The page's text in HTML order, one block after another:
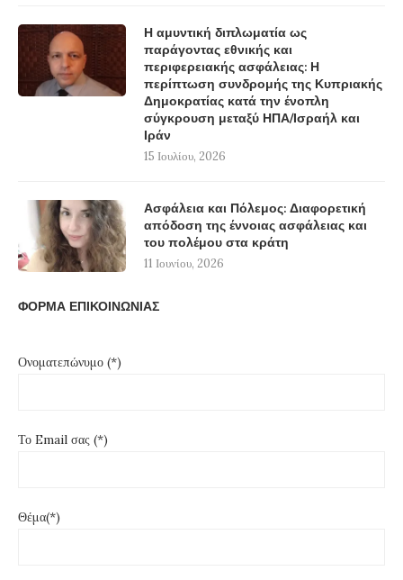
Η αμυντική διπλωματία ως
παράγοντας εθνικής και
περιφερειακής ασφάλειας: Η
περίπτωση συνδρομής της Κυπριακής
Δημοκρατίας κατά την ένοπλη
σύγκρουση μεταξύ ΗΠΑ/Ισραήλ και
Ιράν
15 Ιουλίου, 2026
Ασφάλεια και Πόλεμος: Διαφορετική
απόδοση της έννοιας ασφάλειας και
του πολέμου στα κράτη
11 Ιουνίου, 2026
ΦΟΡΜΑ ΕΠΙΚΟΙΝΩΝΙΑΣ
Ονοματεπώνυμο (*)
Το Email σας (*)
Θέμα(*)